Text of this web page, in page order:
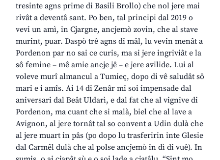
tresinte agns prime di Basili Brollo) che nol jere mai
rivât a deventâ sant. Po ben, tal principi dal 2019 o
vevi un amì, in Cjargne, ancjemò zovin, che al stave
murint, puar. Daspò trê agns di mâl, lu vevin menât a
Pordenon par no sai ce curis, ma si jere ingriviât e la
sô femine – mê amie ancje jê – e jere avilide. Lui al
voleve murî almancul a Tumieç, dopo di vê saludât sô
mari e i amîs. Ai 14 di Zenâr mi soi impensade dal
aniversari dal Beât Uldarì, e dal fat che al vignive di
Pordenon, ma cuant che si malà, biel che al lave a
Avignon, al jere tornât tal so convent a Udin dulà che
al jere muart in pâs (po dopo lu trasferirin inte Glesie
dal Carmêl dulà che al polse ancjemò in dì di vuê). In